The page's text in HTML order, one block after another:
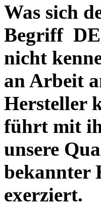
Was sich
Begriff
nicht
an Arbeit
Hersteller
führt mit
unsere
bekannter